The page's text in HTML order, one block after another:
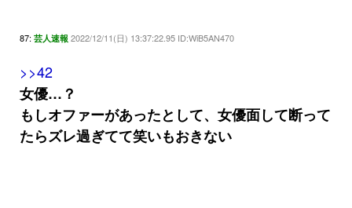
87: 芸人速報 2022/12/11(日) 13:37:22.95 ID:WiB5AN470
>>42
女優…？
もしオファーがあったとして、女優面して断って
たらズレ過ぎてて笑いもおきない